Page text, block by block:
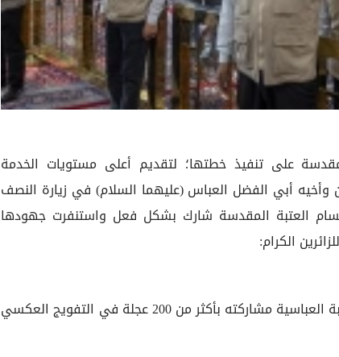
على تنفيذ خطتها؛ لتقديم أعلى مستويات الخدمة
وأخيه أبي الفضل العباس (عليهما السلام) في زيارة النصف
العتبة المقدسة شارك بشكل فعل واستنفرت جهودها
الكرام:
أعلن قسم الآليات العائد للعتبة العباسية مشاركته بأكثر من 200 عجلة في التفويج العكسي